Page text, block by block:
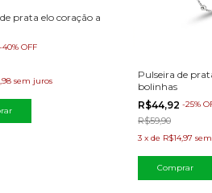
prata elo coração a
-40% OFF
sem juros
Pulseira de
bolinhas
R$44,92 -25%
R$59,90
3 x de R$14,97